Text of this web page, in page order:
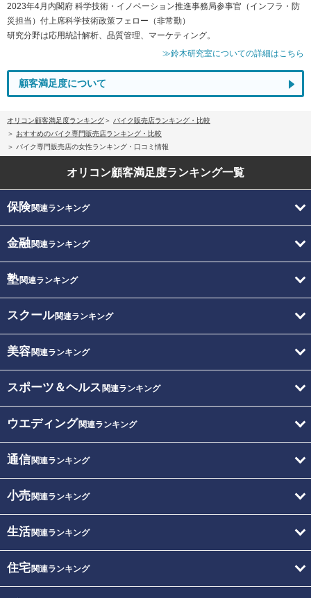
2023年4月内閣府 科学技術・イノベーション推進事務局参事官（インフラ・防
災担当）付上席科学技術政策フェロー（非常勤）
研究分野は応用統計解析、品質管理、マーケティング。
≫鈴木研究室についての詳細はこちら
顧客満足度について
オリコン顧客満足度ランキング
バイク販売店ランキング・比較
おすすめのバイク専門販売店ランキング・比較
バイク専門販売店の女性ランキング・口コミ情報
オリコン顧客満足度ランキング一覧
保険関連ランキング
金融関連ランキング
塾関連ランキング
スクール関連ランキング
美容関連ランキング
スポーツ＆ヘルス 関連ランキング
ウエディング関連ランキング
通信関連ランキング
小売関連ランキング
生活関連ランキング
住宅関連ランキング